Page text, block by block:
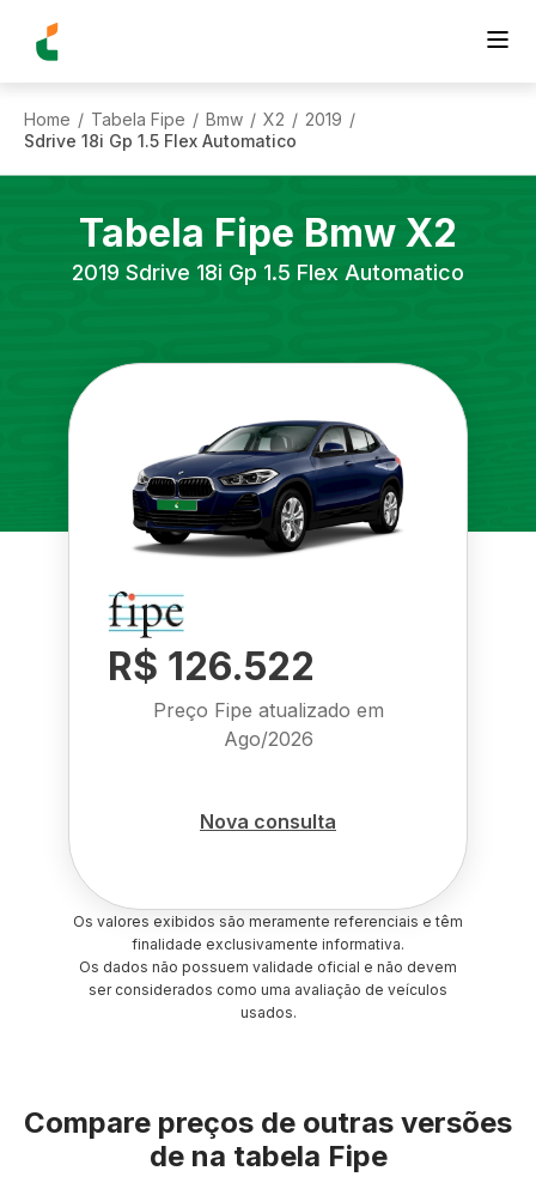
Home / Tabela Fipe / Bmw / X2 / 2019 /
Sdrive 18i Gp 1.5 Flex Automatico
Tabela Fipe Bmw X2
2019 Sdrive 18i Gp 1.5 Flex Automatico
R$ 126.522
Preço Fipe atualizado em
Ago/2026
Nova consulta
Os valores exibidos são meramente referenciais e têm
finalidade exclusivamente informativa.
Os dados não possuem validade oficial e não devem
ser considerados como uma avaliação de veículos
usados.
Compare preços de outras versões
de na tabela Fipe